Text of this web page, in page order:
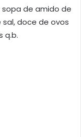
sopa de amido de
sal, doce de ovos
q.b.